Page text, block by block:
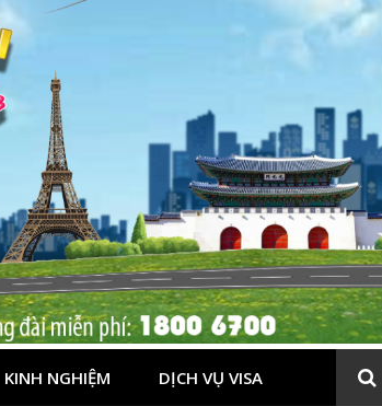
KINH NGHIỆM DỊCH VỤ VISA